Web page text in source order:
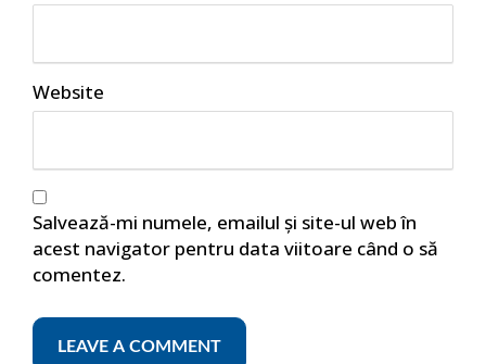
Website
Salvează-mi numele, emailul și site-ul web în
acest navigator pentru data viitoare când o să
comentez.